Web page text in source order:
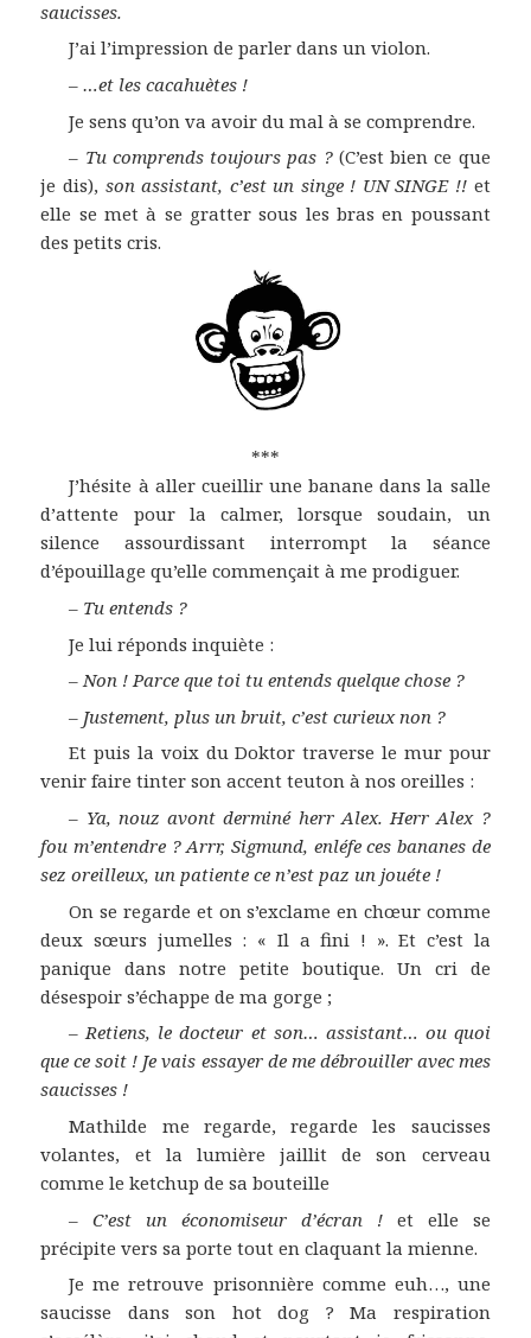
saucisses.
J’ai l’impression de parler dans un violon.
–…et les cacahuètes !
Je sens qu’on va avoir du mal à se comprendre.
– Tu comprends toujours pas ?(C’est bien ce que
je dis), son assistant, c’est un singe ! UN SINGE !! et
elle se met à se gratter sous les bras en poussant
des petits cris.
***
J’hésite à aller cueillir une banane dans la salle
d’attente pour la calmer, lorsque soudain, un
silence assourdissant interrompt la séance
d’épouillage qu’elle commençait à me prodiguer.
– Tu entends ?
Je lui réponds inquiète :
–Non ! Parce que toi tu entends quelque chose ?
– Justement, plus un bruit, c’est curieux non ?
Et puis la voix du Doktor traverse le mur pour
venir faire tinter son accent teuton à nos oreilles :
– Ya, nouz avont derminé herr Alex. Herr Alex ?
fou m’entendre ? Arrr, Sigmund, enléfe ces bananes de
sez oreilleux, un patiente ce n’est paz un jouéte !
On se regarde et on s’exclame en chœur comme
deux sœurs jumelles : « Il a fini ! ». Et c’est la
panique dans notre petite boutique. Un cri de
désespoir s’échappe de ma gorge ;
–Retiens, le docteur et son… assistant… ou quoi
que ce soit ! Je vais essayer de me débrouiller avec mes
saucisses !
Mathilde me regarde, regarde les saucisses
volantes, et la lumière jaillit de son cerveau
comme le ketchup de sa bouteille
–C’est un économiseur d’écran !et elle se
précipite vers sa porte tout en claquant la mienne.
Je me retrouve prisonnière comme euh…, une
saucisse dans son hot dog ? Ma respiration